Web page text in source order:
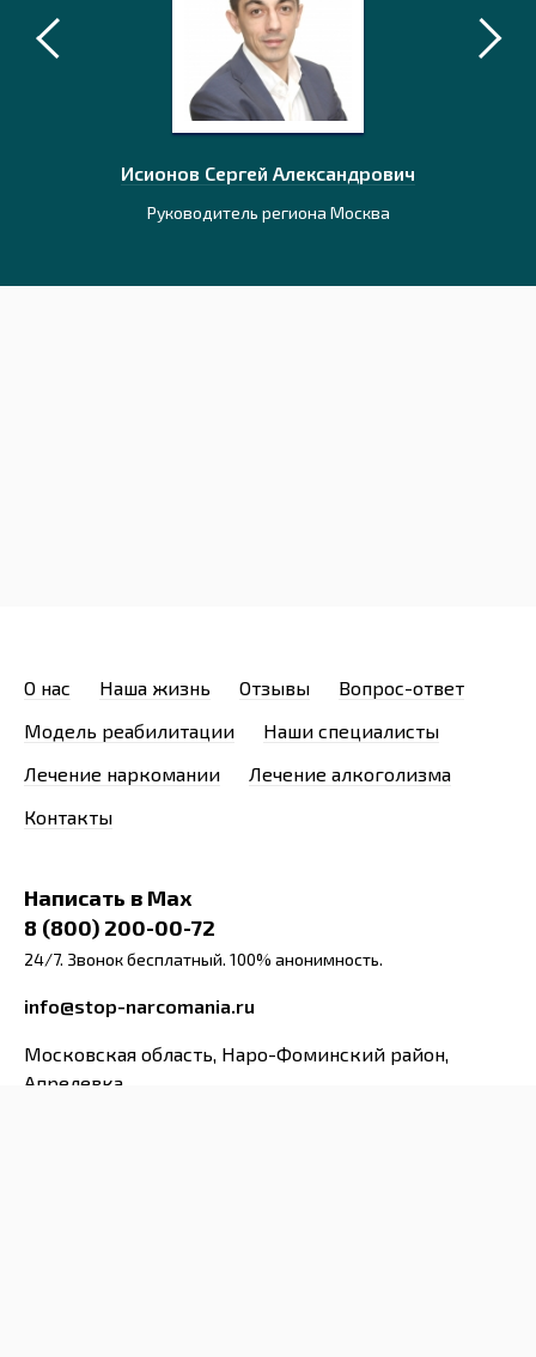
Исионов Сергей Александрович
Руководитель региона Москва
О нас Наша жизнь Отзывы
Вопрос-ответ
Модель реабилитации
Наши специалисты
Лечение наркомании
Лечение алкоголизма
Контакты
Написать в Max
8 (800) 200-00-72
24/7. Звонок бесплатный. 100% анонимность.
info@stop-narcomania.ru
Московская область, Наро-Фоминский район,
Апрелевка